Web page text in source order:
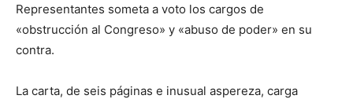
Representantes someta a voto los cargos de
«obstrucción al Congreso» y «abuso de poder» en su
contra.
La carta, de seis páginas e inusual aspereza, carga